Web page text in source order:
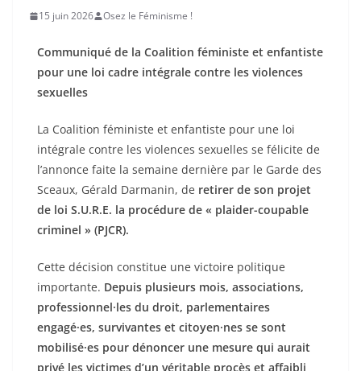
15 juin 2026 Osez le Féminisme !
Communiqué de la Coalition féministe et enfantiste
pour une loi cadre intégrale contre les violences
sexuelles
La Coalition féministe et enfantiste pour une loi
intégrale contre les violences sexuelles se félicite de
l’annonce faite la semaine dernière par le Garde des
Sceaux, Gérald Darmanin, de retirer de son projet
de loi S.U.R.E. la procédure de « plaider-coupable
criminel » (PJCR).
Cette décision constitue une victoire politique
importante. Depuis plusieurs mois, associations,
professionnel·les du droit, parlementaires
engagé·es, survivantes et citoyen·nes se sont
mobilisé·es pour dénoncer une mesure qui aurait
privé les victimes d’un véritable procès et affaibli